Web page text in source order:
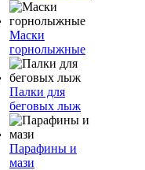
Маски
горнолыжные
Палки для
беговых лыж
Парафины и
мази